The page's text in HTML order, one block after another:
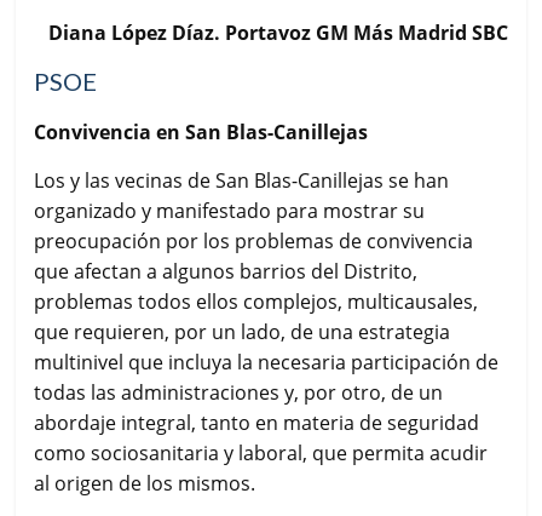
Diana López Díaz. Portavoz GM Más Madrid SBC
PSOE
Convivencia en San Blas-Canillejas
Los y las vecinas de San Blas-Canillejas se han
organizado y manifestado para mostrar su
preocupación por los problemas de convivencia
que afectan a algunos barrios del Distrito,
problemas todos ellos complejos, multicausales,
que requieren, por un lado, de una estrategia
multinivel que incluya la necesaria participación de
todas las administraciones y, por otro, de un
abordaje integral, tanto en materia de seguridad
como sociosanitaria y laboral, que permita acudir
al origen de los mismos.